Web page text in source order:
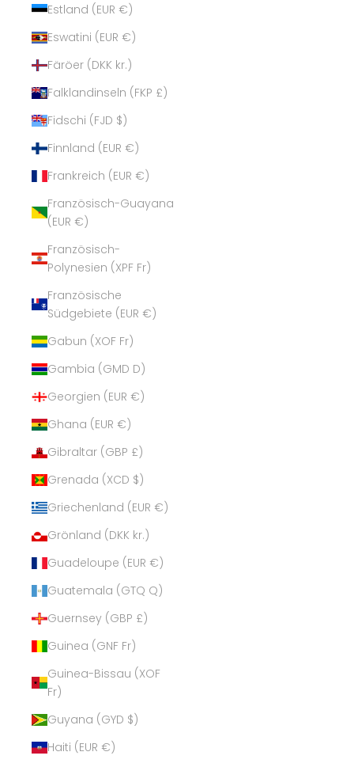
Estland (EUR €)
Eswatini (EUR €)
Färöer (DKK kr.)
Falklandinseln (FKP £)
Fidschi (FJD $)
Finnland (EUR €)
Frankreich (EUR €)
Französisch-Guayana
(EUR €)
Französisch-
Polynesien (XPF Fr)
Französische
Südgebiete (EUR €)
Gabun (XOF Fr)
Gambia (GMD D)
Georgien (EUR €)
Ghana (EUR €)
Gibraltar (GBP £)
Grenada (XCD $)
Griechenland (EUR €)
Grönland (DKK kr.)
Guadeloupe (EUR €)
Guatemala (GTQ Q)
Guernsey (GBP £)
Guinea (GNF Fr)
Guinea-Bissau (XOF
Fr)
Guyana (GYD $)
Haiti (EUR €)